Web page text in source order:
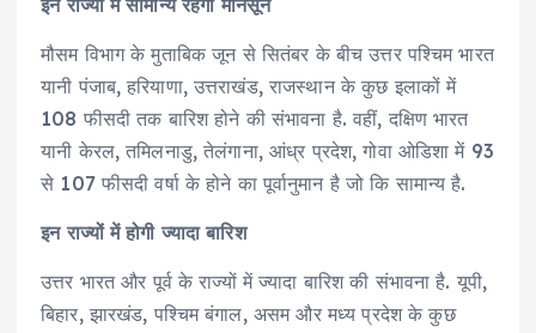
इन राज्यों में सामान्य रहेगा मॉनसून
मौसम विभाग के मुताबिक जून से सितंबर के बीच उत्तर पश्चिम भारत
यानी पंजाब, हरियाणा, उत्तराखंड, राजस्थान के कुछ इलाकों में
108 फीसदी तक बारिश होने की संभावना है. वहीं, दक्षिण भारत
यानी केरल, तमिलनाडु, तेलंगाना, आंध्र प्रदेश, गोवा ओडिशा में 93
से 107 फीसदी वर्षा के होने का पूर्वानुमान है जो कि सामान्य है.
इन राज्यों में होगी ज्यादा बारिश
उत्तर भारत और पूर्व के राज्यों में ज्यादा बारिश की संभावना है. यूपी,
बिहार, झारखंड, पश्चिम बंगाल, असम और मध्य प्रदेश के कुछ